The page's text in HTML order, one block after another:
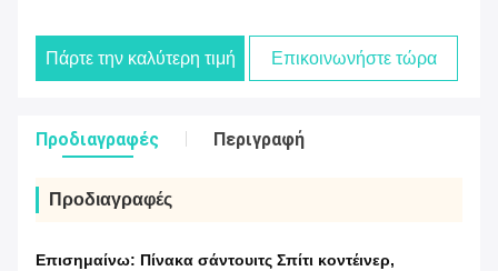
Πάρτε την καλύτερη τιμή Επικοινωνήστε τώρα
Προδιαγραφές Περιγραφή
Προδιαγραφές
Επισημαίνω: Πίνακα σάντουιτς Σπίτι κοντέινερ,